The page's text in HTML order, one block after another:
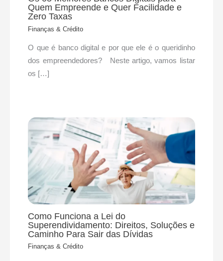
Quem Empreende e Quer Facilidade e
Zero Taxas
Finanças & Crédito
O que é banco digital e por que ele é o queridinho
dos empreendedores? Neste artigo, vamos listar
os […]
Como Funciona a Lei do
Superendividamento: Direitos, Soluções e
Caminho Para Sair das Dívidas
Finanças & Crédito